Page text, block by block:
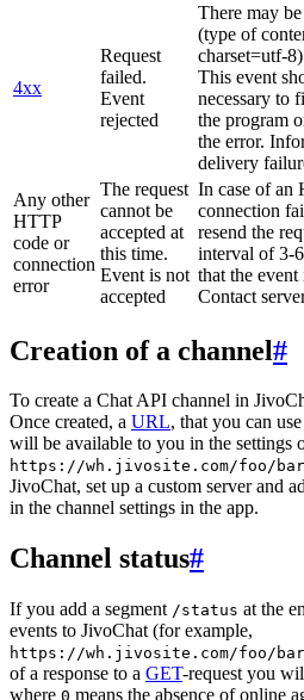
4xx
Request
failed.
Event
rejected
There may
(type of
charset=utf-
This event
necessary to
the program
the error.
delivery
Any other
HTTP
code or
connection
error
The request
cannot be
accepted at
this time.
Event is not
accepted
In case of an
connection
resend the
interval of 3-
that the
Contact
Creation of a channel#
To create a Chat API channel in
Once created, a URL, that you can
will be available to you in the settings
https://wh.jivosite.com/foo/bar
JivoChat, set up a custom server and
in the channel settings in the app.
Channel status#
If you add a segment /status at the
events to JivoChat (for example,
https://wh.jivosite.com/foo/
of a response to a GET-request you
where 0 means the absence of online